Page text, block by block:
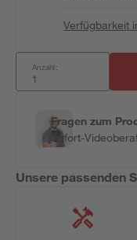
Verfügbarkeit
Anzahl:
Fragen zum
Sofort-
Unsere passenden